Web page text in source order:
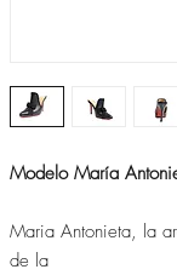
Modelo María
Maria Antonieta, la
de la